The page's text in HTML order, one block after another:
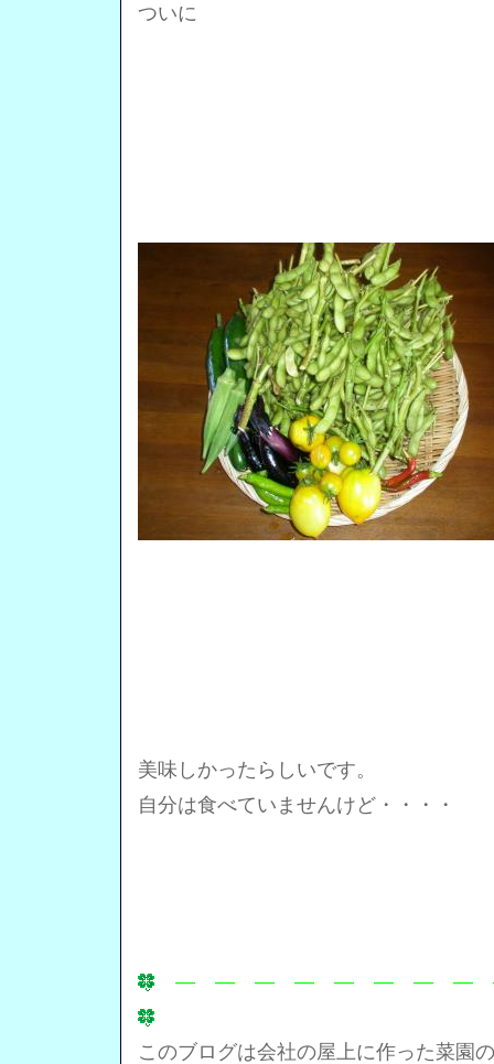
ついに
美味しかったらしいです。
自分は食べていませんけど・・・・
― ― ― ― ― ― ― ―
このブログは会社の屋上に作った菜園